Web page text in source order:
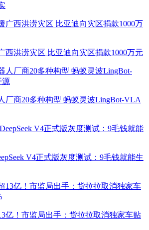
西洪涝灾区 比亚迪向灾区捐款1000万元
厂商20多种构型 蚂蚁灵波LingBot-VLA
V4正式版灰度测试：9毛钱就能生
亿！市监局出手：货拉拉取消独家车贴